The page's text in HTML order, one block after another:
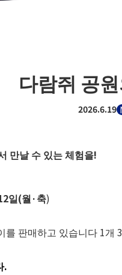
다람쥐 공
2026.6.19
만날 수 있는 체험을!
일(월·축)
를 판매하고 있습니다 1개
.